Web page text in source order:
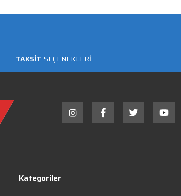
TAKSİT SEÇENEKLERİ
Kategoriler